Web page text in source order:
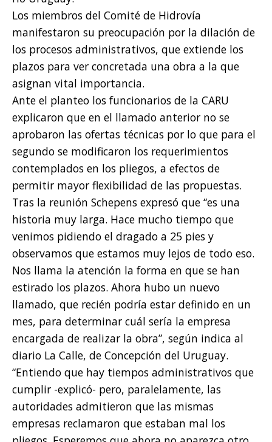
Los miembros del Comité de Hidrovía
manifestaron su preocupación por la dilación de
los procesos administrativos, que extiende los
plazos para ver concretada una obra a la que
asignan vital importancia.
Ante el planteo los funcionarios de la CARU
explicaron que en el llamado anterior no se
aprobaron las ofertas técnicas por lo que para el
segundo se modificaron los requerimientos
contemplados en los pliegos, a efectos de
permitir mayor flexibilidad de las propuestas.
Tras la reunión Schepens expresó que “es una
historia muy larga. Hace mucho tiempo que
venimos pidiendo el dragado a 25 pies y
observamos que estamos muy lejos de todo eso.
Nos llama la atención la forma en que se han
estirado los plazos. Ahora hubo un nuevo
llamado, que recién podría estar definido en un
mes, para determinar cuál sería la empresa
encargada de realizar la obra”, según indica al
diario La Calle, de Concepción del Uruguay.
“Entiendo que hay tiempos administrativos que
cumplir -explicó- pero, paralelamente, las
autoridades admitieron que las mismas
empresas reclamaron que estaban mal los